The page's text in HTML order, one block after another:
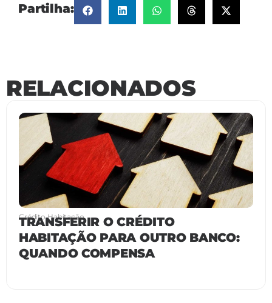
Partilha:
RELACIONADOS
Crédito Habitação
TRANSFERIR O CRÉDITO
HABITAÇÃO PARA OUTRO BANCO:
QUANDO COMPENSA